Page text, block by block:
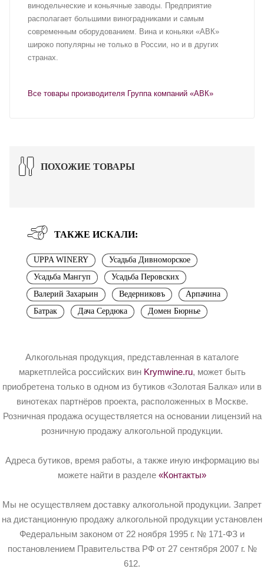
винодельческие и коньячные заводы. Предприятие
располагает большими виноградниками и самым
современным оборудованием. Вина и коньяки «АВК»
широко популярны не только в России, но и в других
странах.
Все товары производителя Группа компаний «АВК»
ПОХОЖИЕ ТОВАРЫ
ТАКЖЕ ИСКАЛИ:
UPPA WINERY
Усадьба Дивноморское
Усадьба Мангуп
Усадьба Перовских
Валерий Захарьин
Ведерниковъ
Арпачина
Батрак
Дача Сердюка Домен Бюрнье
Алкогольная продукция, представленная в каталоге
маркетплейса российских вин Krymwine.ru, может быть
приобретена только в одном из бутиков «Золотая Балка» или в
винотеках партнёров проекта, расположенных в Москве.
Розничная продажа осуществляется на основании лицензий на
розничную продажу алкогольной продукции.
Адреса бутиков, время работы, а также иную информацию вы
можете найти в разделе «Контакты»
Мы не осуществляем доставку алкогольной продукции. Запрет
на дистанционную продажу алкогольной продукции установлен
Федеральным законом от 22 ноября 1995 г. № 171-ФЗ и
постановлением Правительства РФ от 27 сентября 2007 г. №
612.